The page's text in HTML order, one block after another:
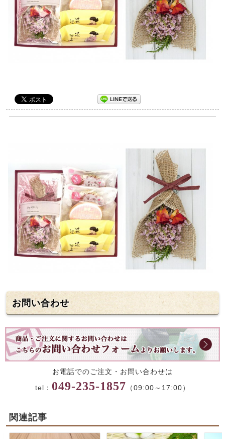
お問い合わせ
お電話でのご注文・お問い合わせは
tel： 049-235-1857 （09:00～17:00）
関連記事